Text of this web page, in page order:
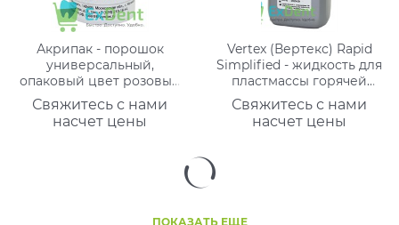
Акрипак - порошок
универсальный,
опаковый цвет розовый
Свяжитесь с нами
насчет цены
Vertex (Вертекс) Rapid
Simplified - жидкость для
пластмассы горячей
полимеризации (250 мл)
Свяжитесь с нами
насчет цены
ПОКАЗАТЬ ЕЩЕ